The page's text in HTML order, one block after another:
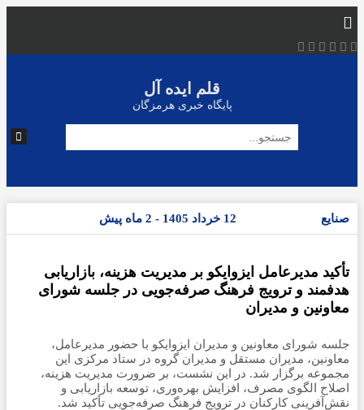
قلم ایده آل
پایگاه خبری هرمزگان
صنایع 12 خرداد 1405 - 2 ماه پیش
تأکید مدیرعامل ایزوایکو بر مدیریت هزینه، بازاریابی
هدفمند و ترویج فرهنگ صرفه‌جویی در جلسه شورای
معاونین و مدیران
جلسه شورای معاونین و مدیران ایزوایکو با حضور مدیرعامل،
معاونین، مدیران مستقل و مدیران گروه در ستاد مرکزی این
مجموعه برگزار شد. در این نشست، بر ضرورت مدیریت هزینه،
اصلاح الگوی مصرف، افزایش بهره‌وری، توسعه بازاریابی و
نقش‌آفرینی کارکنان در ترویج فرهنگ صرفه‌جویی تأکید شد.